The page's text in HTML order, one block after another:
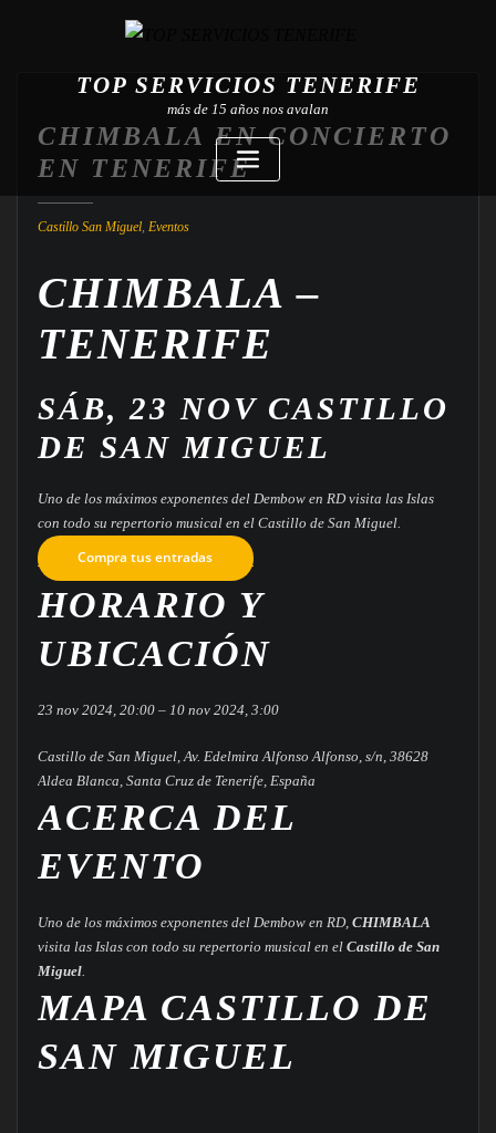
TOP SERVICIOS TENERIFE
más de 15 años nos avalan
CHIMBALA EN CONCIERTO
EN TENERIFE
Castillo San Miguel, Eventos
CHIMBALA –
TENERIFE
SÁB, 23 NOV CASTILLO
DE SAN MIGUEL
Uno de los máximos exponentes del Dembow en RD visita las Islas
con todo su repertorio musical en el Castillo de San Miguel.
Compra tus entradas
HORARIO Y
UBICACIÓN
23 nov 2024, 20:00 – 10 nov 2024, 3:00
Castillo de San Miguel, Av. Edelmira Alfonso Alfonso, s/n, 38628
Aldea Blanca, Santa Cruz de Tenerife, España
ACERCA DEL
EVENTO
Uno de los máximos exponentes del Dembow en RD, CHIMBALA
visita las Islas con todo su repertorio musical en el Castillo de San
Miguel.
MAPA CASTILLO DE
SAN MIGUEL